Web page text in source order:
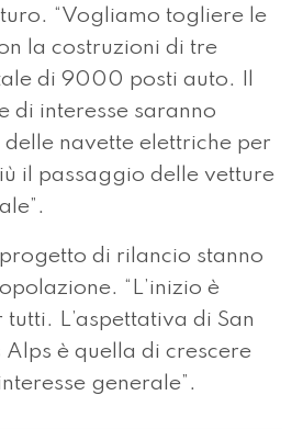
“Vogliamo togliere le
la costruzioni di tre
di 9000 posti auto. Il
di interesse saranno
navette elettriche per
il passaggio delle vetture
di rilancio stanno
“L’inizio è
L’aspettativa di San
Alps è quella di crescere
generale”.